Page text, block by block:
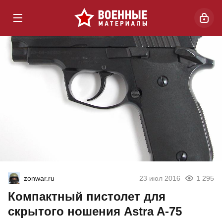
zonwar.ru 23 июл 2016 1 295
Компактный пистолет для
скрытого ношения Astra A-75